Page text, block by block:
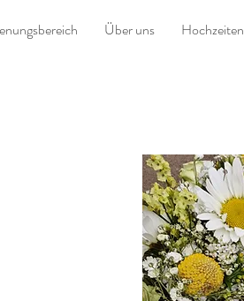
Über uns Hochzeiten